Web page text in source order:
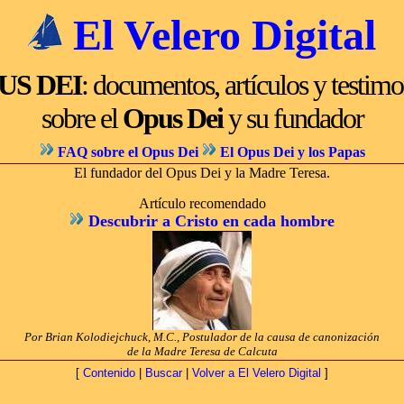
El Velero Digital
DEI: documentos, artículos y
sobre el Opus Deiy su fundador
FAQ sobre el Opus Dei
El Opus Dei y los Papas
El fundador del Opus Dei y la Madre Teresa.
Artículo recomendado
Descubrir a Cristo en cada hombre
Por Brian Kolodiejchuck, M.C., Postulador de la causa de canonización
de la Madre Teresa de Calcuta
[ Contenido Buscar| Volver a El Velero Digital ]